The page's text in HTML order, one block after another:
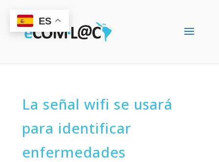
La señal wifi se usará
para identificar
enfermedades
ES